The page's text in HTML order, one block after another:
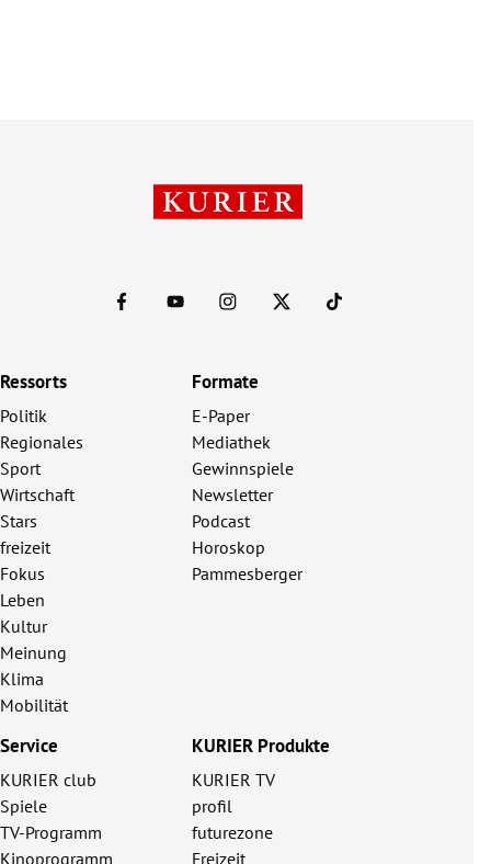
Ressorts
Politik
Regionales
Sport
Wirtschaft
Stars
freizeit
Fokus
Leben
Kultur
Meinung
Klima
Mobilität
Formate
E-Paper
Mediathek
Gewinnspiele
Newsletter
Podcast
Horoskop
Pammesberger
Service
KURIER club
Spiele
TV-Programm
Kinoprogramm
KURIER Produkte
KURIER TV
profil
futurezone
Freizeit